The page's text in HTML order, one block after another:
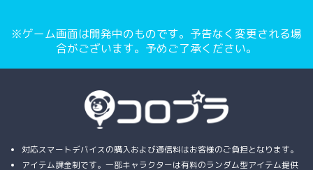
※ゲーム画面は開発中のものです。予告なく変更される場
合がございます。予めご了承ください。
対応スマートデバイスの購入および通信料はお客様のご負担となります。
アイテム課金制です。一部キャラクターは有料のランダム型アイテム提供